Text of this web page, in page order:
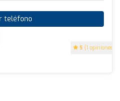
5 (1 opiniones)
teléfono